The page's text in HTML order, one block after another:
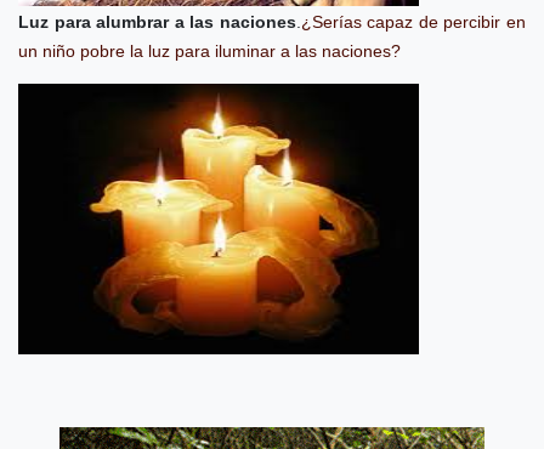
Luz para alumbrar a las naciones. ¿Serías capaz de percibir en
un niño pobre la luz para iluminar a las naciones?